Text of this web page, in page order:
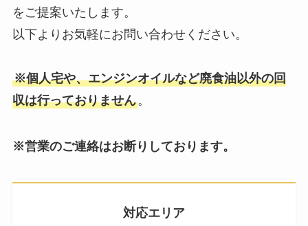
をご提案いたします。
以下よりお気軽にお問い合わせください。
※個人宅や、エンジンオイルなど廃食油以外の回
収は行っておりません。
※営業のご連絡はお断りしております。
対応エリア